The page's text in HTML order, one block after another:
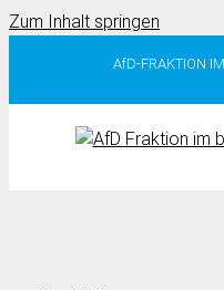
Zum Inhalt springen
AfD-FRAKTION